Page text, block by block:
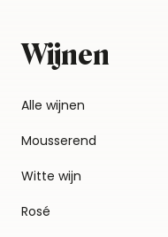
Wijnen
Alle wijnen
Mousserend
Witte wijn
Rosé